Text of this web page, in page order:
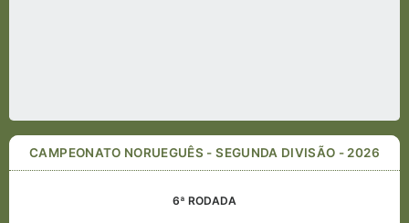
CAMPEONATO NORUEGUÊS - SEGUNDA DIVISÃO - 2026
6ª RODADA